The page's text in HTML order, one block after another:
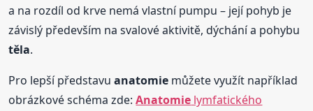
a na rozdíl od krve nemá vlastní pumpu – její pohyb je
závislý především na svalové aktivitě, dýchání a pohybu
těla.
Pro lepší představuanatomie můžete využít například
obrázkové schéma zde:Anatomie lymfatického